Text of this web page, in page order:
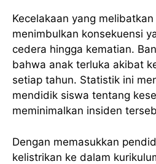
Kecelakaan yang
menimbulkan konsekuensi
cedera hingga kematian.
bahwa anak terluka akibat
setiap tahun. Statistik ini
mendidik siswa tentang
meminimalkan insiden
Dengan memasukkan
kelistrikan ke dalam